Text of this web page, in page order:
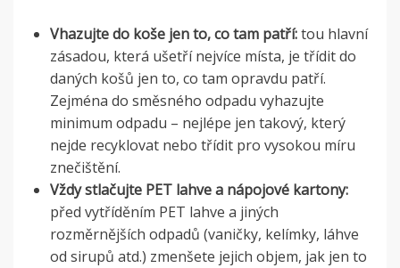
Vhazujte do koše jen to, co tam patří:tou hlavní
zásadou, která ušetří nejvíce místa, je třídit do
daných košů jen to, co tam opravdu patří.
Zejména do směsného odpadu vyhazujte
minimum odpadu – nejlépe jen takový, který
nejde recyklovat nebo třídit pro vysokou míru
znečištění.
Vždy stlačujte PET lahve a nápojové kartony:
před vytříděním PET lahve a jiných
rozměrnějších odpadů (vaničky, kelímky, láhve
od sirupů atd.) zmenšete jejich objem, jak jen to